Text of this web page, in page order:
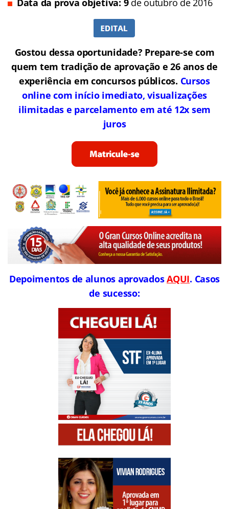
Data da prova objetiva: 9 de outubro de 2016
Gostou dessa oportunidade? Prepare-se com
quem tem tradição de aprovação e 26 anos de
experiência em concursos públicos. Cursos
online com início imediato, visualizações
ilimitadas e parcelamento em até 12x sem
juros
Depoimentos de alunos aprovadosAQUI. Casos
de sucesso: